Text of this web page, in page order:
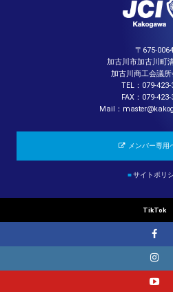
〒675-0064
加古川市加古川町
加古川商工会議
TEL：079-423-
FAX：079-
Mail：
メンバー専用
■サイトポリ
TikTok